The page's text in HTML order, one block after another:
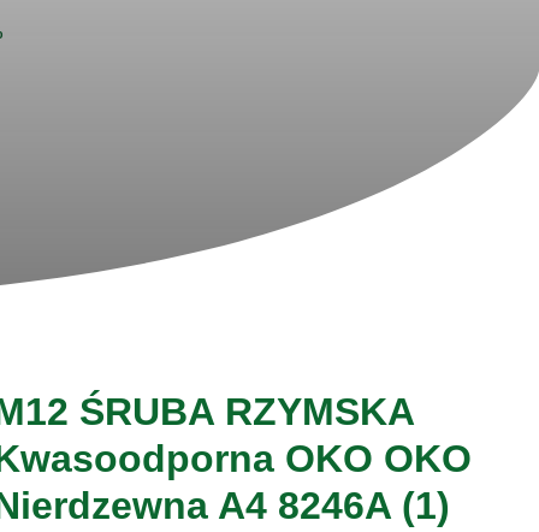
ŚRUBA RZYMSKA
OKO OKO
A4 8246A (1)